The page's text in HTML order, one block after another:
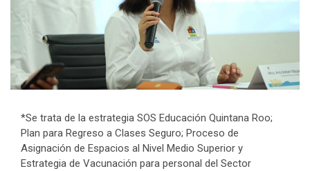
*Se trata de la estrategia SOS Educación Quintana Roo;
Plan para Regreso a Clases Seguro; Proceso de
Asignación de Espacios al Nivel Medio Superior y
Estrategia de Vacunación para personal del Sector